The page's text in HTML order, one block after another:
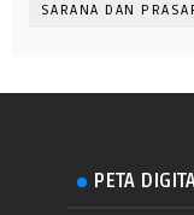
SARANA DAN
PETA